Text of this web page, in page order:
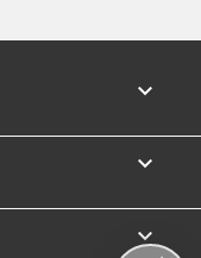


